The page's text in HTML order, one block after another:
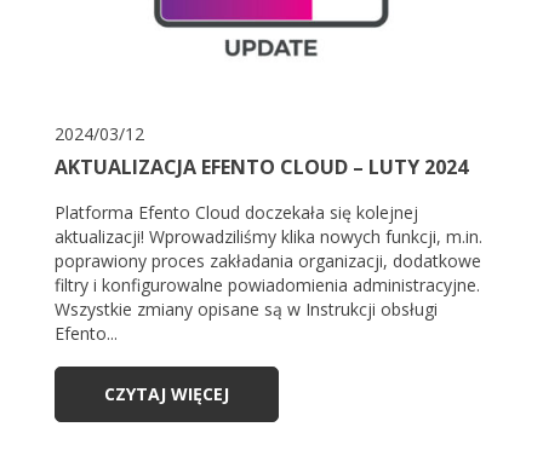
2024/03/12
AKTUALIZACJA EFENTO CLOUD – LUTY 2024
Platforma Efento Cloud doczekała się kolejnej
aktualizacji! Wprowadziliśmy klika nowych funkcji, m.in.
poprawiony proces zakładania organizacji, dodatkowe
filtry i konfigurowalne powiadomienia administracyjne.
Wszystkie zmiany opisane są w Instrukcji obsługi
Efento...
CZYTAJ WIĘCEJ